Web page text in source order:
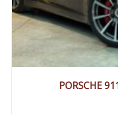
PORSCHE